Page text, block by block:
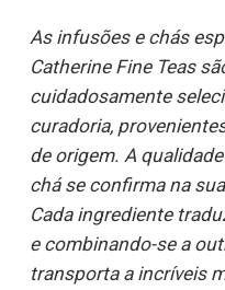
As infusões e chás
Catherine Fine Teas
cuidadosamente
curadoria,
de origem. A
chá se confirma na
Cada ingrediente
e combinando-se a
transporta a incríveis